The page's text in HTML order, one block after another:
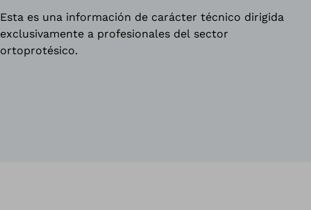
Esta es una información de carácter técnico dirigida
exclusivamente a profesionales del sector
ortoprotésico.